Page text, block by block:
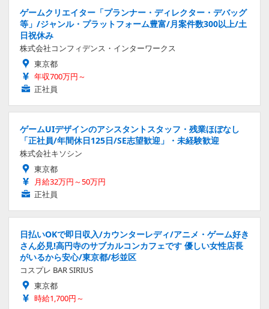
ゲームクリエイター「プランナー・ディレクター・デバッグ
等」/ジャンル・プラットフォーム豊富/月案件数300以上/土
日祝休み
株式会社コンフィデンス・インターワークス
東京都
年収700万円～
正社員
ゲームUIデザインのアシスタントスタッフ・残業ほぼなし
「正社員/年間休日125日/SE志望歓迎」・未経験歓迎
株式会社キソシン
東京都
月給32万円～50万円
正社員
日払いOKで即日収入/カウンターレディ/アニメ・ゲーム好き
さん必見!高円寺のサブカルコンカフェです 優しい女性店長
がいるから安心/東京都/杉並区
コスプレ BAR SIRIUS
東京都
時給1,700円～